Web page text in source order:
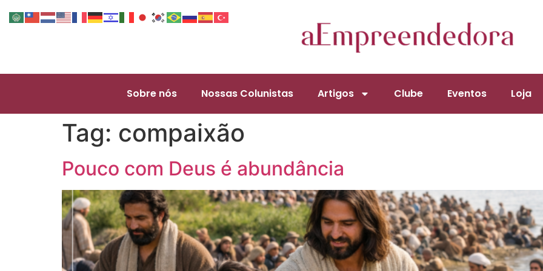
Sobre nós Nossas Colunistas Artigos Clube Eventos Loja
Tag: compaixão
Pouco com Deus é abundância